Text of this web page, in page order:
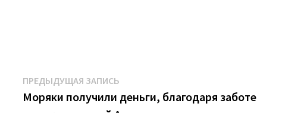
Навигация
по
ПРЕДЫДУЩАЯ ЗАПИСЬ
запись:
Моряки получили деньги, благодаря заботе